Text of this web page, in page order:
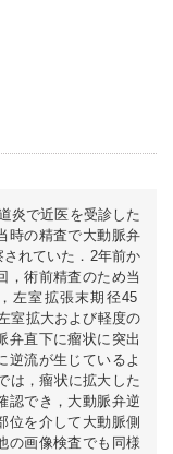
炎で近医を受診した
時の精査で大動脈弁
れていた．2年前か
，術前精査のため当
左室拡張末期径45
室拡大および軽度の
弁直下に瘤状に突出
逆流が生じているよ
は，瘤状に拡大した
認でき，大動脈弁逆
位を介して大動脈側
の画像検査でも同様